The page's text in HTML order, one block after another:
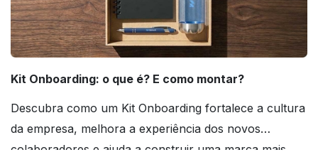
Kit Onboarding: o que é? E como montar?
Descubra como um Kit Onboarding fortalece a cultura
da empresa, melhora a experiência dos novos
colaboradores e ajuda a construir uma marca mais